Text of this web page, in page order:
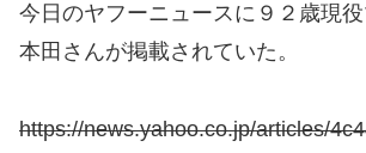
今日のヤフーニュースに９２歳現
本田さんが掲載されていた。
https://news.yahoo.co.jp/articles/